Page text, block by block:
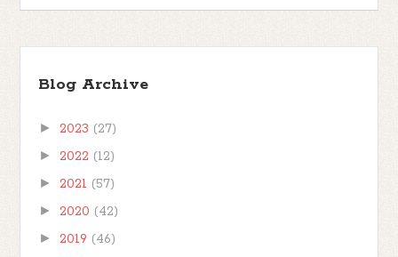
Blog Archive
► 2023 (27)
► 2022 (12)
► 2021 (57)
► 2020 (42)
► 2019 (46)